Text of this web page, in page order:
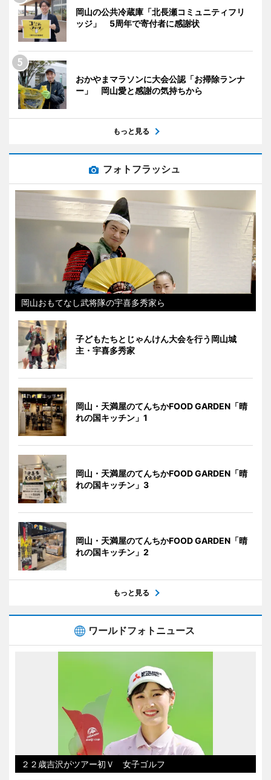
岡山の公共冷蔵庫「北長瀬コミュニティフリ
ッジ」 5周年で寄付者に感謝状
おかやまマラソンに大会公認「お掃除ランナ
ー」 岡山愛と感謝の気持ちから
もっと見る
フォトフラッシュ
岡山おもてなし武将隊の宇喜多秀家ら
子どもたちとじゃんけん大会を行う岡山城
主・宇喜多秀家
岡山・天満屋のてんちかFOOD GARDEN「晴
れの国キッチン」1
岡山・天満屋のてんちかFOOD GARDEN「晴
れの国キッチン」3
岡山・天満屋のてんちかFOOD GARDEN「晴
れの国キッチン」2
もっと見る
ワールドフォトニュース
２２歳吉沢がツアー初Ｖ 女子ゴルフ